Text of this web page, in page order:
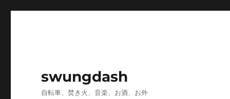
swungdash
自転車、焚き火、音楽、お酒、お外